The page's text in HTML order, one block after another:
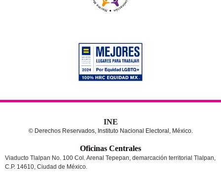
INE
© Derechos Reservados, Instituto Nacional Electoral, México.
Oficinas Centrales
Viaducto Tlalpan No. 100 Col. Arenal Tepepan, demarcación territorial Tlalpan,
C.P. 14610, Ciudad de México.